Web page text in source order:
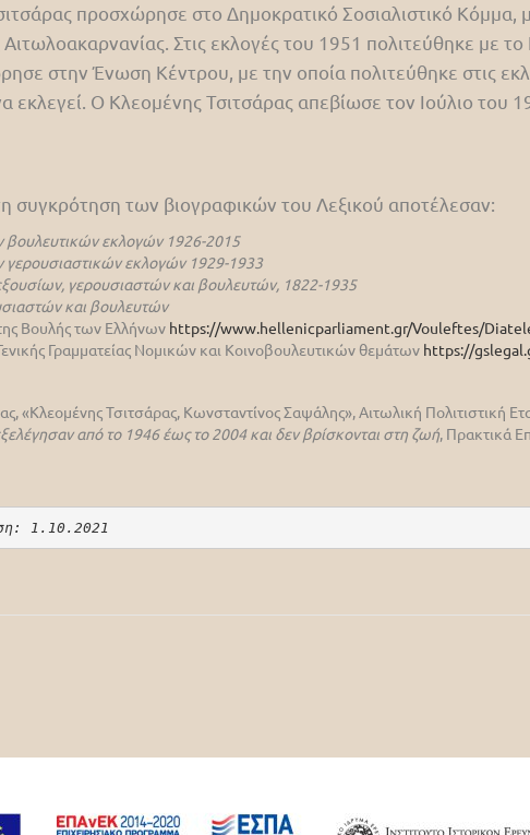
προσχώρησε στο Δημοκρατικό Σοσιαλιστικό Κόμμα,
Στις εκλογές του 1951 πολιτεύθηκε με
στην Ένωση Κέντρου, με την οποία πολιτεύθηκε στις
εκλεγεί. Ο Κλεομένης Τσιτσάρας απεβίωσε τον Ιούλιο του
συγκρότηση των βιογραφικών του Λεξικού αποτέλεσαν:
βουλευτικών εκλογών 1926-2015
γερουσιαστικών εκλογών 1929-1933
γερουσιαστών και βουλευτών, 1822-1935
και βουλευτών
Βουλής των Ελλήνων https://www.hellenicparliament.gr/Vouleftes/
Γραμματείας Νομικών και Κοινοβουλευτικών θεμάτων https://
«Κλεομένης Τσιτσάρας, Κωνσταντίνος Σαψάλης», Αιτωλική Πολιτιστική
από το 1946 έως το 2004 και δεν βρίσκονται στη ζωή, Πρακτικά
1.10.2021